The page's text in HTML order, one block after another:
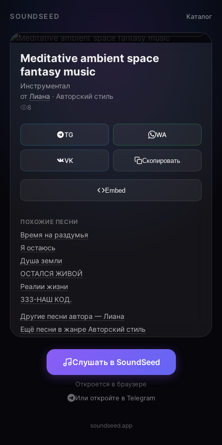
SOUNDSEED Каталог
Meditative ambient space
fantasy music
Инструментал
от Лиана · Авторский стиль
8
TG WA
VK Скопировать
Embed
ПОХОЖИЕ ПЕСНИ
Время на раздумья
Я остаюсь
Душа земли
ОСТАЛСЯ ЖИВОЙ
Реалии жизни
333-НАШ КОД.
Другие песни автора — Лиана
Ещё песни в жанре Авторский стиль
Слушать в SoundSeed
Откроется в браузере
Или откройте в Telegram
soundseed.app